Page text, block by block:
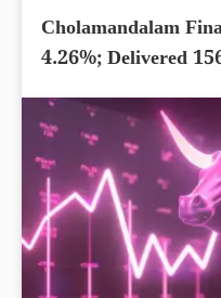
Cholamandalam
4.26%; Delivered